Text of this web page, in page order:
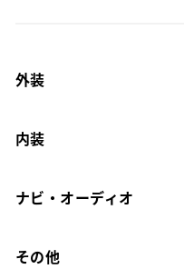
外装
内装
ナビ・オーディオ
その他